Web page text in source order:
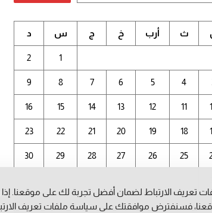
أغسطس 2026
ث أرب خ ج س د
1
2
4
5
6
7
8
9
11
12
13
14
15
16
18
19
20
21
22
23
25
26
27
28
29
30
تعريف الارتباط لضمان أفضل تجربة لك على موقعنا.
فسنفترض موافقتك على سياسة ملفات تعريف